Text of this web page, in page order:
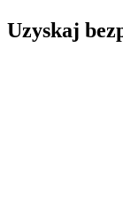
Uzyskaj